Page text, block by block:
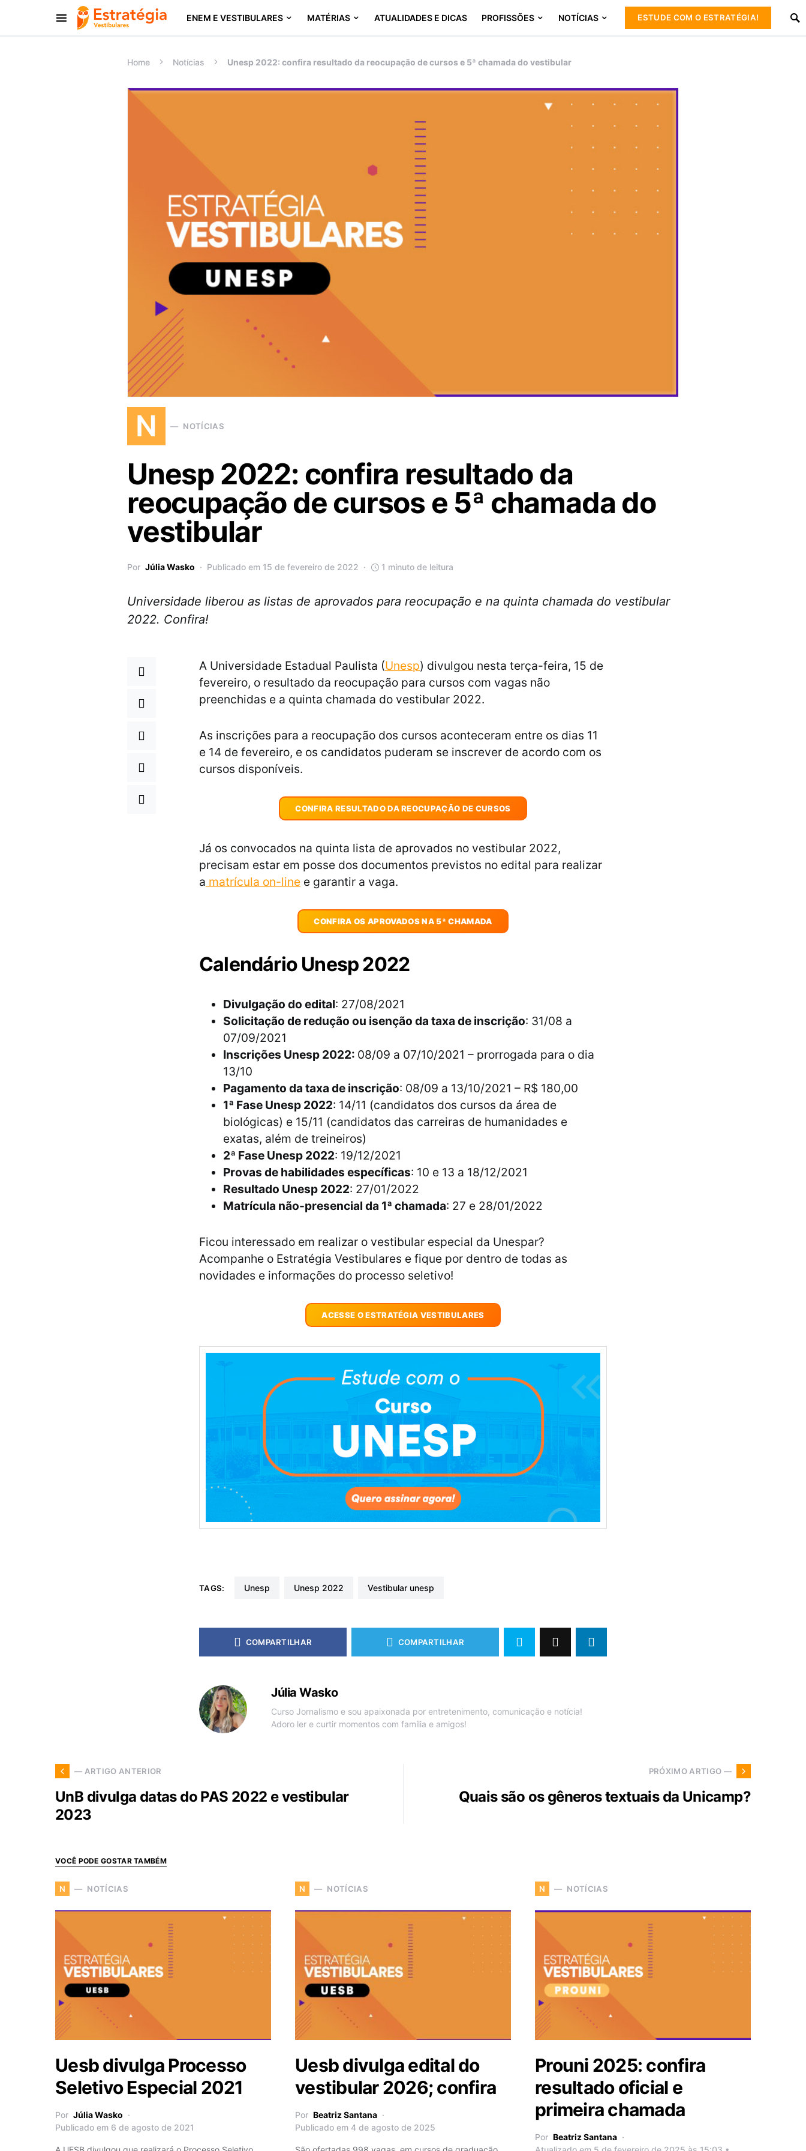
ENEM E VESTIBULARES MATÉRIAS ATUALIDADES E DICAS PROFISSÕES NOTÍCIAS ESTUDE COM O ESTRATÉGIA!
Procurar:
Home Notícias Unesp 2022: confira resultado da reocupação de cursos e 5ª chamada do vestibular
N NOTÍCIAS
Unesp 2022: confira resultado da
reocupação de cursos e 5ª chamada do
vestibular
Por Júlia Wasko Publicado em 15 de fevereiro de 2022 1 minuto de leitura
Universidade liberou as listas de aprovados para reocupação e na quinta chamada do vestibular
2022. Confira!
A Universidade Estadual Paulista (Unesp) divulgou nesta terça-feira, 15 de
fevereiro, o resultado da reocupação para cursos com vagas não
preenchidas e a quinta chamada do vestibular 2022.
As inscrições para a reocupação dos cursos aconteceram entre os dias 11
e 14 de fevereiro, e os candidatos puderam se inscrever de acordo com os
cursos disponíveis.
CONFIRA RESULTADO DA REOCUPAÇÃO DE CURSOS
Já os convocados na quinta lista de aprovados no vestibular 2022,
precisam estar em posse dos documentos previstos no edital para realizar
a matrícula on-line e garantir a vaga.
CONFIRA OS APROVADOS NA 5ª CHAMADA
Calendário Unesp 2022
Divulgação do edital: 27/08/2021
Solicitação de redução ou isenção da taxa de inscrição: 31/08 a
07/09/2021
Inscrições Unesp 2022: 08/09 a 07/10/2021 – prorrogada para o dia
13/10
Pagamento da taxa de inscrição: 08/09 a 13/10/2021 – R$ 180,00
1ª Fase Unesp 2022: 14/11 (candidatos dos cursos da área de
biológicas) e 15/11 (candidatos das carreiras de humanidades e
exatas, além de treineiros)
2ª Fase Unesp 2022: 19/12/2021
Provas de habilidades específicas: 10 e 13 a 18/12/2021
Resultado Unesp 2022: 27/01/2022
Matrícula não-presencial da 1ª chamada: 27 e 28/01/2022
Ficou interessado em realizar o vestibular especial da Unespar?
Acompanhe o Estratégia Vestibulares e fique por dentro de todas as
novidades e informações do processo seletivo!
ACESSE O ESTRATÉGIA VESTIBULARES
TAGS: unesp unesp 2022 vestibular unesp
COMPARTILHAR COMPARTILHAR
Júlia Wasko
Curso Jornalismo e sou apaixonada por entretenimento, comunicação e notícia!
Adoro ler e curtir momentos com família e amigos!
— ARTIGO ANTERIOR
UnB divulga datas do PAS 2022 e vestibular
2023
PRÓXIMO ARTIGO —
Quais são os gêneros textuais da Unicamp?
VOCÊ PODE GOSTAR TAMBÉM
N NOTÍCIAS
Uesb divulga Processo
Seletivo Especial 2021
Por Júlia Wasko
Publicado em 6 de agosto de 2021
N NOTÍCIAS
Uesb divulga edital do
vestibular 2026; confira
Por Beatriz Santana
Publicado em 4 de agosto de 2025
N NOTÍCIAS
Prouni 2025: confira
resultado oficial e
primeira chamada
Por Beatriz Santana